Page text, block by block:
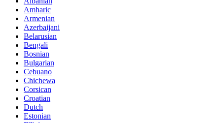
Amharic
Armenian
Azerbaijani
Belarusian
Bengali
Bosnian
Bulgarian
Cebuano
Chichewa
Corsican
Croatian
Dutch
Estonian